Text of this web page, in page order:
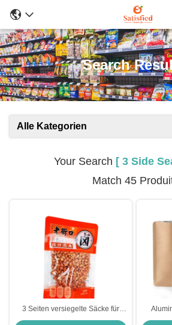
Search
Alle Kategorien
Your Search [ 3 Side
Match 45
3 Seiten versiegelte Säcke für
Lebensmittelverpackungen